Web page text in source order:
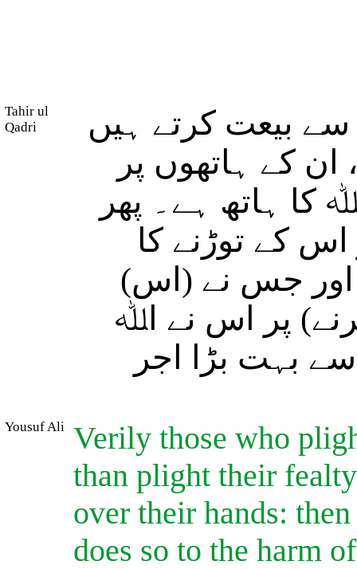
Tahir ul
Qadri
بیعت کرتے ہیں
کے ہاتھوں پر
ہاتھ ہے۔ پھر
کے توڑنے کا
اور جس نے (اس)
پر اس نے اﷲ
بہت بڑا اجر
Yousuf Ali Verily those who
than plight their
over their hands:
does so to the harm